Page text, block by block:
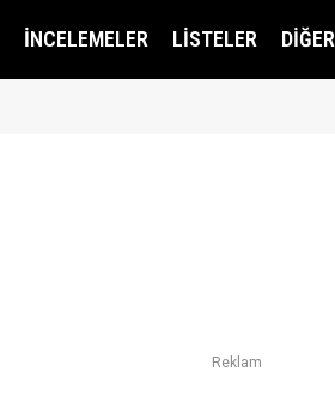
İNCELEMELER LISTELER DIĞER
Reklam